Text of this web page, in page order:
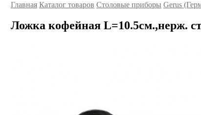
Главная Каталог товаров Столовые приборы Gerus
Ложка кофейная L=10.5см.,нерж.